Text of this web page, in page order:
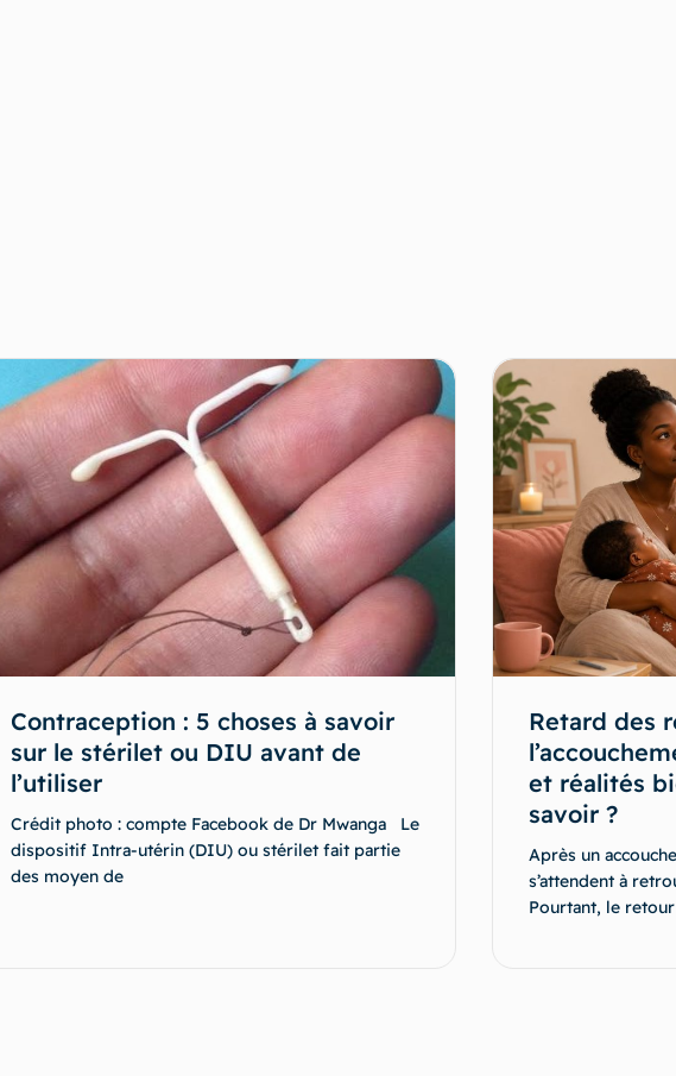
Contraception : 5 choses à savoir
sur le stérilet ou DIU avant de
l’utiliser
Crédit photo : compte Facebook de Dr Mwanga Le
dispositif Intra-utérin (DIU) ou stérilet fait partie
des moyen de
Retard des
et réalités
savoir ?
Après un
s’attendent à
Pourtant, le